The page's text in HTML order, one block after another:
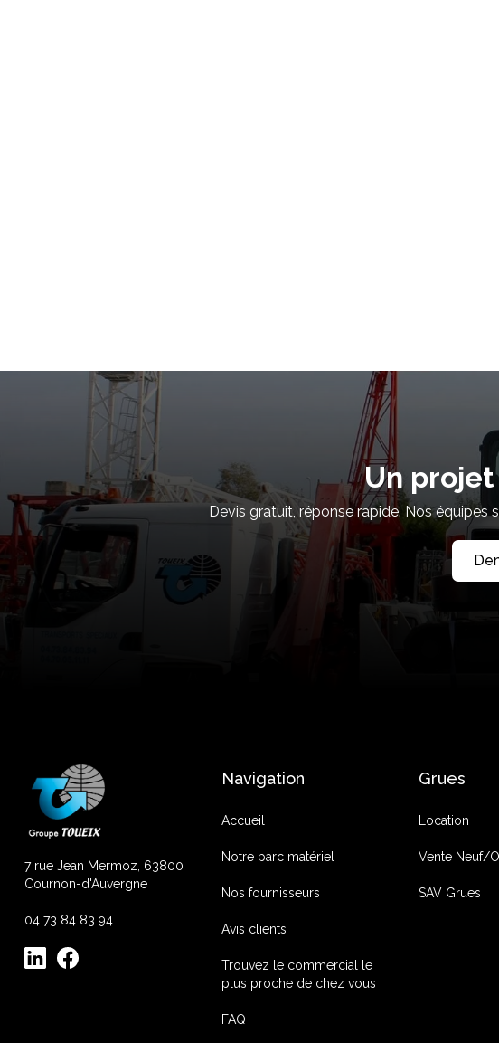
Un
Devis gratuit, réponse rapide. Nos
7 rue Jean Mermoz, 63800
Cournon-d'Auvergne
04 73 84 83 94
Navigation
Accueil
Notre parc matériel
Nos fournisseurs
Avis clients
Trouvez le commercial le
plus proche de chez vous
FAQ
Grues
Location
Vente Neuf/
SAV Grues